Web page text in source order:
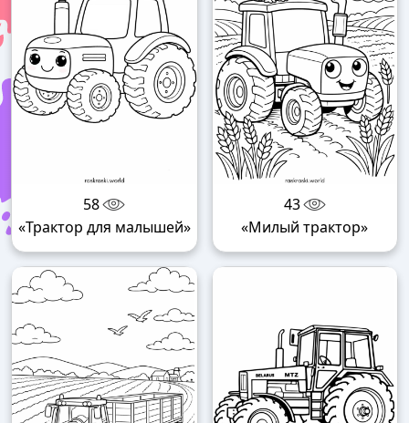
58
«Трактор для малышей»
43
«Милый трактор»